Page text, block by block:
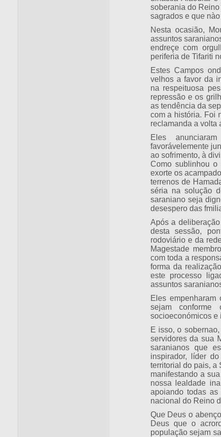
soberania do
sagrados e que
Nesta ocasião,
assuntos
endreçe com
periferia de Tifariti
Estes Campos
velhos a favor da
na respeituosa
repressão e os
as tendência da
com a história. Foi
reclamanda a volta
Eles
favorávelemente
ao sofrimento, à
Como sublinhou
exorte os
terrenos de
séria na solução
saraniano seja
desespero das
Após a
desta sessão,
rodoviário e da
Magestade
com toda a
forma da
este processo
assuntos
Eles
sejam conforme
socioeconómicos e
E isso, o
servidores da sua
saranianos que
inspirador, líder
territorial do pais, a
manifestando a
nossa lealdade
apoiando todas
nacional do Reino
Que Deus o
Deus que o
população sejam